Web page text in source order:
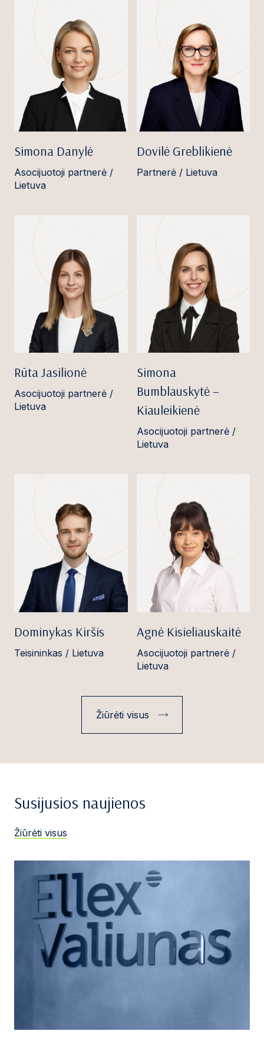
Simona Danylė
Asocijuotoji partnerė /
Lietuva
Dovilė Greblikienė
Partnerė / Lietuva
Rūta Jasilionė
Asocijuotoji partnerė /
Lietuva
Simona
Bumblauskytė –
Kiauleikienė
Asocijuotoji partnerė /
Lietuva
Dominykas Kiršis
Teisininkas / Lietuva
Agnė Kisieliauskaitė
Asocijuotoji partnerė /
Lietuva
Žiūrėti visus
Susijusios naujienos
Žiūrėti visus